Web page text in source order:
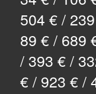
504 € /
89 € / 689
/ 393 € /
€ / 923 € /